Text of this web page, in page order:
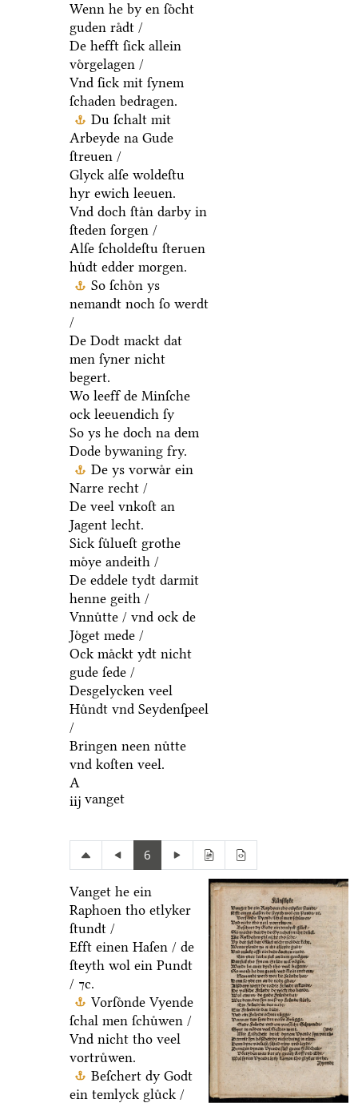
Wenn he by en ſoͤcht
guden raͤdt /
De hefft ſick allein
voͤrgelagen /
Vnd ſick mit ſynem
ſchaden bedragen.
Du ſchalt mit
Arbeyde na Gude
ſtreuen /
Glyck alſe woldeſtu
hyr ewich leeuen.
Vnd doch ſtaͤn darby in
ſteden ſorgen /
Alſe ſcholdeſtu ſteruen
huͤdt edder morgen.
So ſchoͤn ys
nemandt noch ſo werdt
/
De Dodt mackt dat
men ſyner nicht
begert.
Wo leeff de Minſche
ock leeuendich ſy
So ys he doch na dem
Dode bywaning fry.
De ys vorwaͤr ein
Narre recht /
De veel vnkoſt an
Jagent lecht.
Sick ſuͤlueſt grothe
moͤye andeith /
De eddele tydt darmit
henne geith /
Vnnuͤtte / vnd ock de
Joͤget mede /
Ock maͤckt ydt nicht
gude ſede /
Desgelycken veel
Huͤndt vnd Seydenſpeel
/
Bringen neen nuͤtte
vnd koſten veel.
A
iij vanget
6
Vanget he ein
Raphoen tho etlyker
ſtundt /
Efft einen Haſen / de
ſteyth wol ein Pundt
/ ⁊c.
Vorſoͤnde Vyende
ſchal men ſchuͤwen /
Vnd nicht tho veel
vortruͤwen.
Beſchert dy Godt
ein temlyck gluͤck /